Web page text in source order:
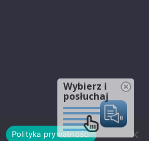
Polityka prywatności
Wybierz i
posłuchaj